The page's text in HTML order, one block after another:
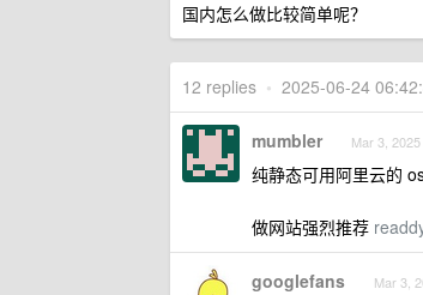
国内怎么做比较简单呢？
12 replies • 2025-06-24
mumbler Mar 3, 2025
纯静态可用阿里云的
做网站强烈推荐
googlefans Mar 3,